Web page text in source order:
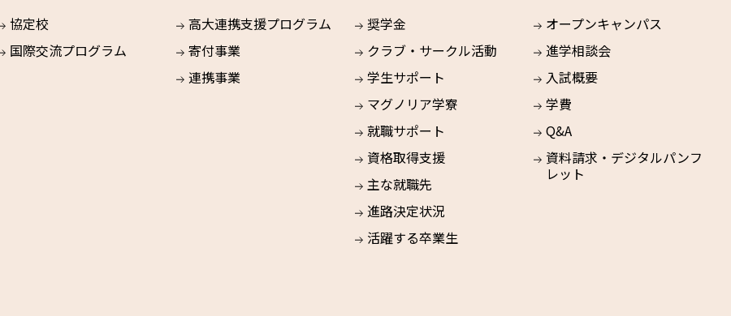
協定校
国際交流プログラム
高大連携支援プログラム
寄付事業
連携事業
奨学金
クラブ・サークル活動
学生サポート
マグノリア学寮
就職サポート
資格取得支援
主な就職先
進路決定状況
活躍する卒業生
オープンキャンパス
進学相談会
入試概要
学費
Q&A
資料請求・デジタルパンフ
レット